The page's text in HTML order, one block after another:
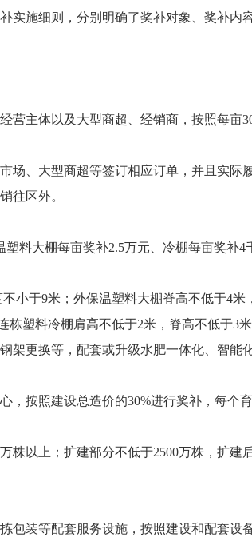
实施细则，分别明确了奖补对象、奖补内
营主体以及大型商超、经销商，按照每亩
场、大型商超等签订相应订单，并且实际
往区外。
料大棚每亩奖补2.5万元、冷棚每亩奖补4
小于9米；外保温塑料大棚脊高不低于4米
栋塑料冷棚肩高不低于2米，脊高不低于3
架更换等，配套或升级水肥一体化、智能
，按照建设总造价的30%进行奖补，每个
株以上；扩建部分不低于2500万株，扩建
包装等配套服务设施，按照建设和配套设